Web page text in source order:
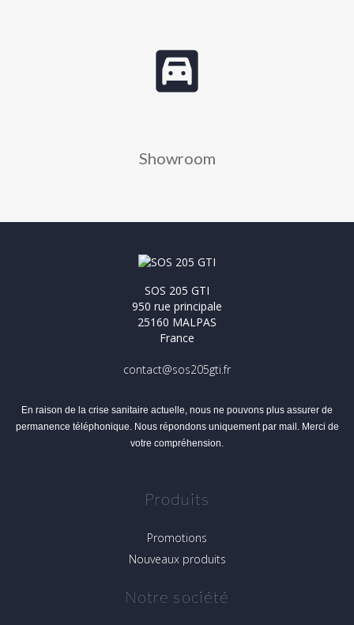
garage
Showroom
SOS 205 GTI
950 rue principale
25160 MALPAS
France
contact@sos205gti.fr
En raison de la crise sanitaire actuelle, nous ne pouvons plus assurer de
permanence téléphonique. Nous répondons uniquement par mail. Merci de
votre compréhension.
Produits
Promotions
Nouveaux produits
Notre société